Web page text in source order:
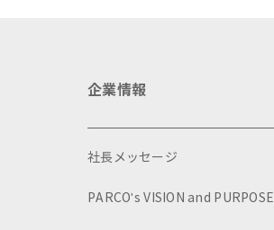
企業情報
社長メッセージ
PARCO's VISION and PURPOSE